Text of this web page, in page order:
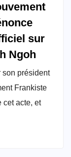
sur
Ngoh
son président
Frankiste
cet acte, et